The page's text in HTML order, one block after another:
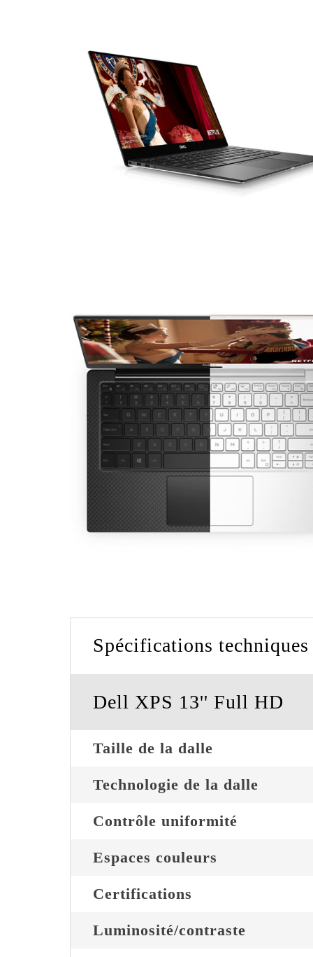
Spécifications techniques
Dell XPS 13'' Full HD
Taille de la dalle
Technologie de la dalle
Contrôle uniformité
Espaces couleurs
Certifications
Luminosité/contraste